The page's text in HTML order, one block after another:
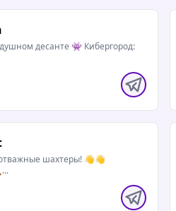
👾 Кибергород:
шахтеры! 👋👋